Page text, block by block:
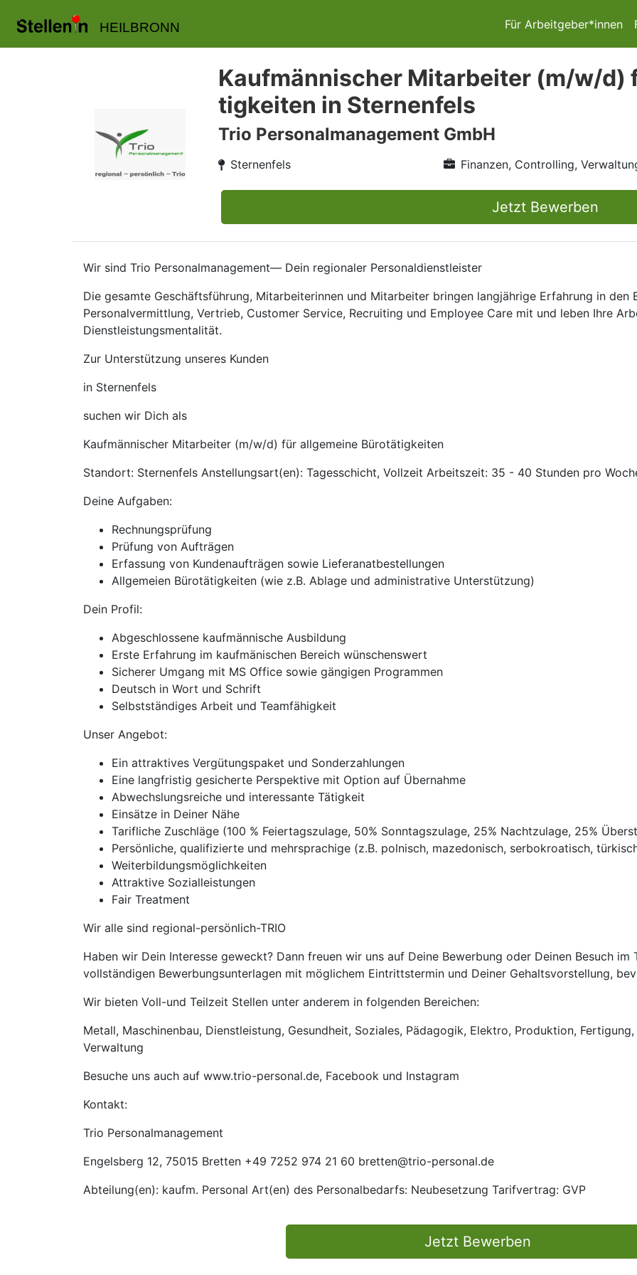
HEILBRONN Für Arbeitgeber*innen
Kaufmännischer Mitarbeiter (m/w/d)
tigkeiten in Sternenfels
Trio Personalmanagement GmbH
Sternenfels Finanzen, Controlling,
Jetzt Bewerben
Wir sind Trio Personalmanagement— Dein regionaler Personaldienstleister
Die gesamte Geschäftsführung, Mitarbeiterinnen und Mitarbeiter bringen langjährige Erfahrung in den
Personalvermittlung, Vertrieb, Customer Service, Recruiting und Employee Care mit und leben Ihre
Dienstleistungsmentalität.
Zur Unterstützung unseres Kunden
in Sternenfels
suchen wir Dich als
Kaufmännischer Mitarbeiter (m/w/d) für allgemeine Bürotätigkeiten
Standort: Sternenfels Anstellungsart(en): Tagesschicht, Vollzeit Arbeitszeit: 35 - 40 Stunden pro
Deine Aufgaben:
Rechnungsprüfung
Prüfung von Aufträgen
Erfassung von Kundenaufträgen sowie Lieferanatbestellungen
Allgemeien Bürotätigkeiten (wie z.B. Ablage und administrative Unterstützung)
Dein Profil:
Abgeschlossene kaufmännische Ausbildung
Erste Erfahrung im kaufmänischen Bereich wünschenswert
Sicherer Umgang mit MS Office sowie gängigen Programmen
Deutsch in Wort und Schrift
Selbstständiges Arbeit und Teamfähigkeit
Unser Angebot:
Ein attraktives Vergütungspaket und Sonderzahlungen
Eine langfristig gesicherte Perspektive mit Option auf Übernahme
Abwechslungsreiche und interessante Tätigkeit
Einsätze in Deiner Nähe
Tarifliche Zuschläge (100 % Feiertagszulage, 50% Sonntagszulage, 25% Nachtzulage, 25%
Persönliche, qualifizierte und mehrsprachige (z.B. polnisch, mazedonisch, serbokroatisch,
Weiterbildungsmöglichkeiten
Attraktive Sozialleistungen
Fair Treatment
Wir alle sind regional-persönlich-TRIO
Haben wir Dein Interesse geweckt? Dann freuen wir uns auf Deine Bewerbung oder Deinen Besuch
vollständigen Bewerbungsunterlagen mit möglichem Eintrittstermin und Deiner Gehaltsvorstellung,
Wir bieten Voll-und Teilzeit Stellen unter anderem in folgenden Bereichen:
Metall, Maschinenbau, Dienstleistung, Gesundheit, Soziales, Pädagogik, Elektro, Produktion,
Verwaltung
Besuche uns auch auf www.trio-personal.de, Facebook und Instagram
Kontakt:
Trio Personalmanagement
Engelsberg 12, 75015 Bretten +49 7252 974 21 60 bretten@trio-personal.de
Abteilung(en): kaufm. Personal Art(en) des Personalbedarfs: Neubesetzung Tarifvertrag: GVP
Jetzt Bewerben